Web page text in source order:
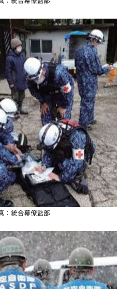
統合幕僚監部